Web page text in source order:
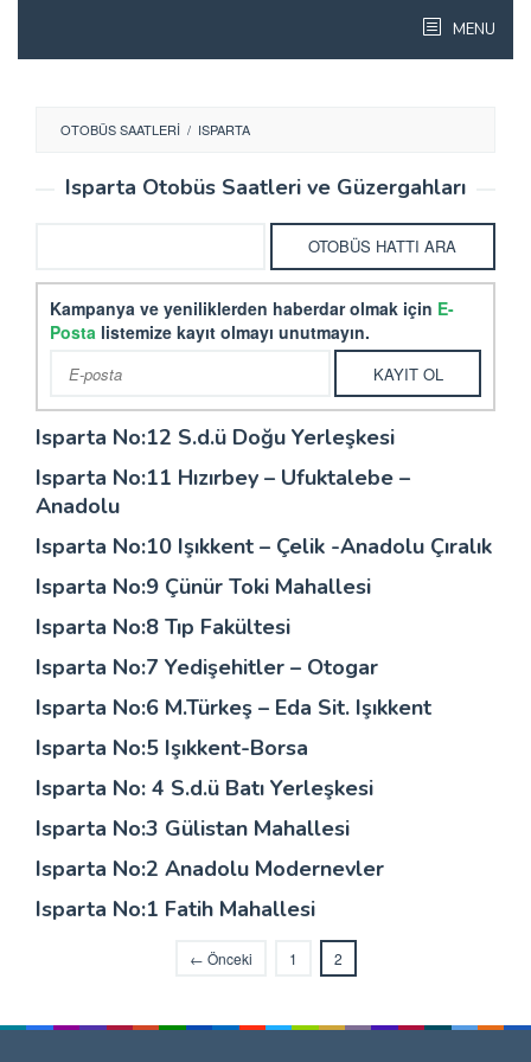
content
MENU
OTOBÜS SAATLERI / ISPARTA
Isparta Otobüs Saatleri ve Güzergahları
Kampanya ve yeniliklerden haberdar olmak için E-
Posta listemize kayıt olmayı unutmayın.
Isparta No:12 S.d.ü Doğu Yerleşkesi
Isparta No:11 Hızırbey – Ufuktalebe –
Anadolu
Isparta No:10 Işıkkent – Çelik -Anadolu Çıralık
Isparta No:9 Çünür Toki Mahallesi
Isparta No:8 Tıp Fakültesi
Isparta No:7 Yedişehitler – Otogar
Isparta No:6 M.Türkeş – Eda Sit. Işıkkent
Isparta No:5 Işıkkent-Borsa
Isparta No: 4 S.d.ü Batı Yerleşkesi
Isparta No:3 Gülistan Mahallesi
Isparta No:2 Anadolu Modernevler
Isparta No:1 Fatih Mahallesi
← Önceki 1 2